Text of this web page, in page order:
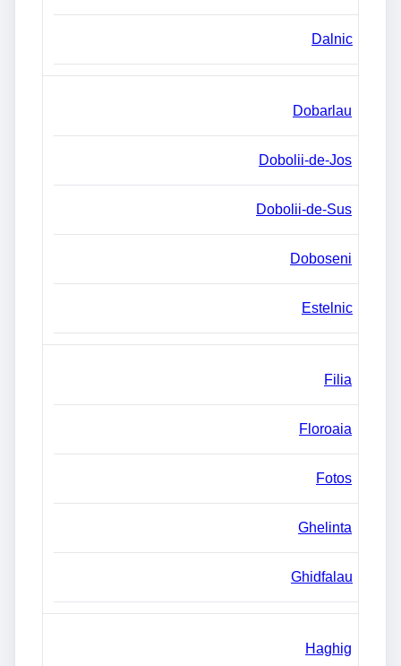
Dalnic
Dobarlau
Dobolii-de-Jos
Dobolii-de-Sus
Doboseni
Estelnic
Filia
Floroaia
Fotos
Ghelinta
Ghidfalau
Haghig